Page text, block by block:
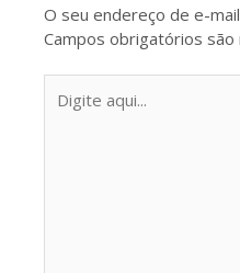
O seu endereço de e-
Campos obrigatórios são
aqui...